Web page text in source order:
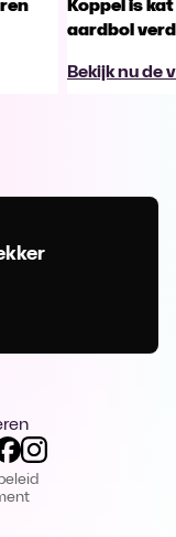
Koppel is
aardbol
Bekijk nu de